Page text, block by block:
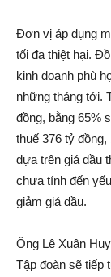
Đơn vị áp dụng
tối đa thiệt hại.
kinh doanh phù
những tháng tới.
đồng, bằng 65%
thuế 376 tỷ
dựa trên giá dầu
chưa tính đến
giảm giá dầu.
Ông Lê Xuân
Tập đoàn sẽ tiếp